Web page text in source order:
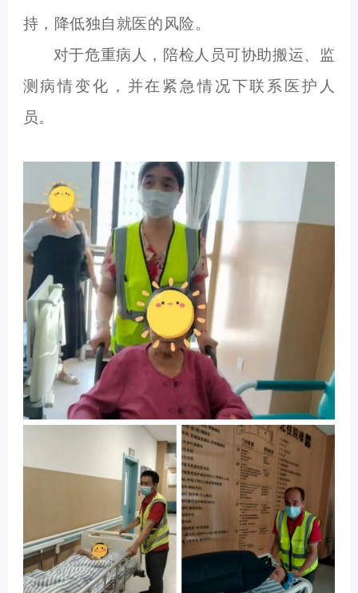
持，降低独自就医的风险。
对于危重病人，陪检人员可协助搬运、监
测病情变化，并在紧急情况下联系医护人
员。